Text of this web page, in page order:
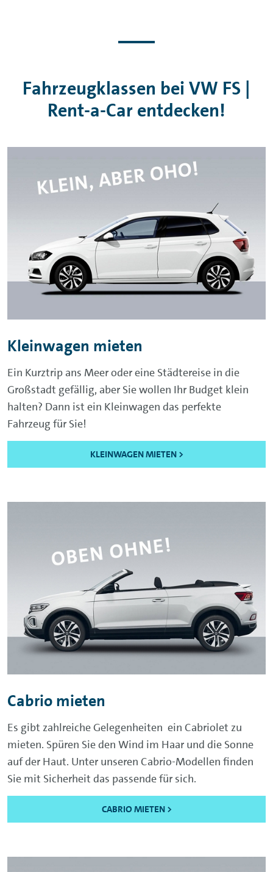
Fahrzeugklassen bei VW FS |
Rent-a-Car entdecken!
Kleinwagen mieten
Ein Kurztrip ans Meer oder eine Städtereise in die
Großstadt gefällig, aber Sie wollen Ihr Budget klein
halten? Dann ist ein Kleinwagen das perfekte
Fahrzeug für Sie!
KLEINWAGEN MIETEN >
Cabrio mieten
Es gibt zahlreiche Gelegenheiten ein Cabriolet zu
mieten. Spüren Sie den Wind im Haar und die Sonne
auf der Haut. Unter unseren Cabrio-Modellen finden
Sie mit Sicherheit das passende für sich.
CABRIO MIETEN >